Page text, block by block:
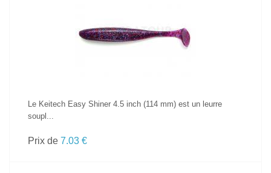
Le Keitech Easy Shiner 4.5 inch (114 mm) est un leurre
soupl...
Prix de 7.03 €